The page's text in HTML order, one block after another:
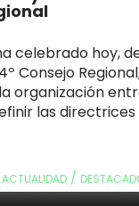
celebrado hoy,
Consejo
organización
las
ACTUALIDAD /